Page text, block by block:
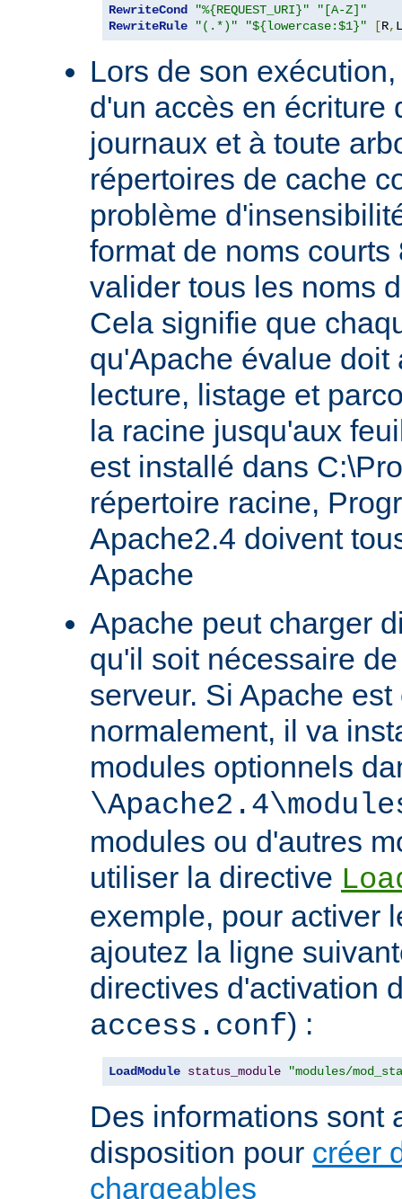
RewriteCond
"%{REQUEST_URI}"
"[A-Z]"
RewriteRule
"(.*)" "${lowercase:$1}" [R, L
Lors de son
d'un accès en écriture
journaux et à toute
répertoires de cache
problème
format de noms courts
valider tous les noms
Cela signifie que
qu'Apache évalue doit
lecture, listage et
la racine jusqu'aux
est installé dans
répertoire racine,
Apache2.4 doivent
Apache
Apache peut charger
qu'il soit nécessaire
serveur. Si Apache
normalement, il va
modules optionnels
modules ou d'autres
utiliser la directive
exemple, pour activer
ajoutez la ligne
directives d'activation
access.conf) :
LoadModule status_module "modules/
Des informations sont
disposition pour créer
chargeables